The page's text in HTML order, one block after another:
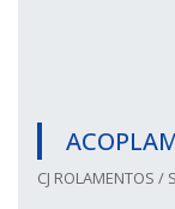
CJ ROLAMENTOS /